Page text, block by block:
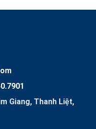
Giang, Thanh Liệt,